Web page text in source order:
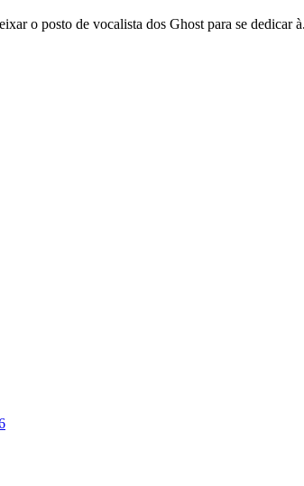
o posto de vocalista dos Ghost para se dedicar